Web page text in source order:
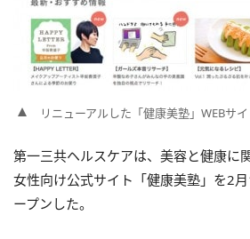
リニューアルした「健康美塾」WEBサイ
第一三共ヘルスケアは、美容と健康に
女性向け公式サイト「健康美塾」を2
ープンした。